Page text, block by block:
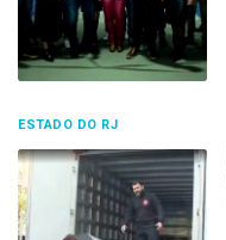
ESTADO DO RJ